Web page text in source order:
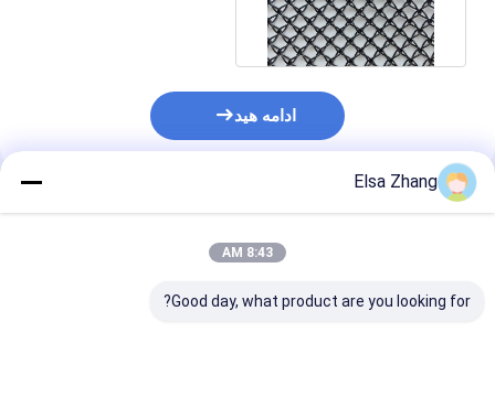
ادامه هید
محصولات توصیه شده
Elsa Zhang
8:43 AM
Good day, what product are you looking for?